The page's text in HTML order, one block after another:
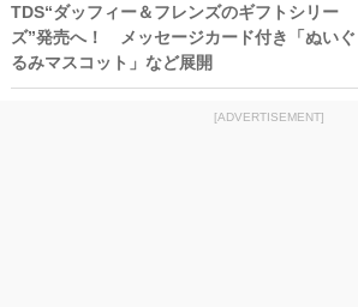
TDS“ダッフィー＆フレンズのギフトシリー
ズ”発売へ！ メッセージカード付き「ぬいぐ
るみマスコット」など展開
[ADVERTISEMENT]